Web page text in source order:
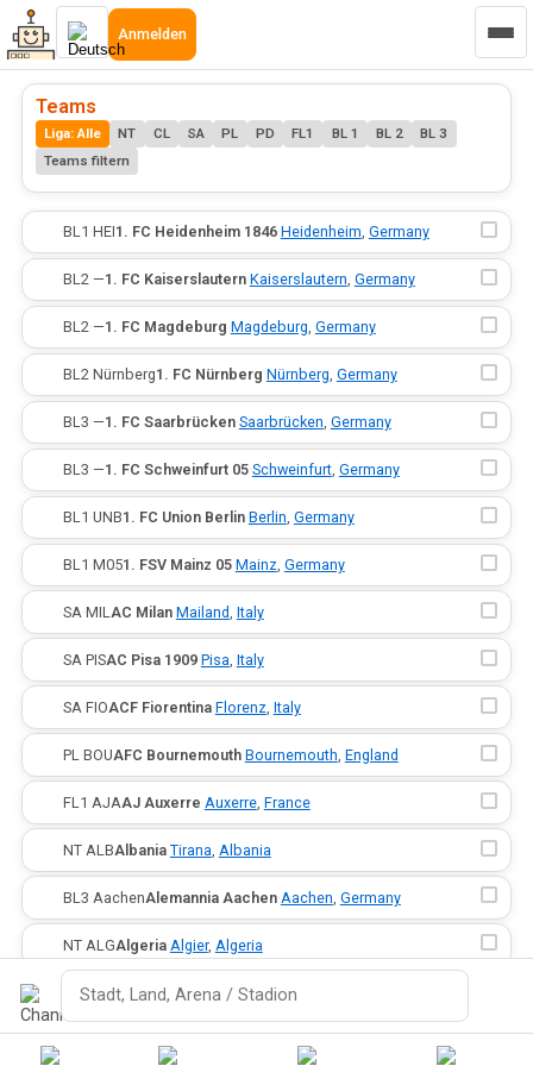
Anmelden
Teams
Liga: Alle NT CL SA PL PD FL1 BL 1 BL 2
BL 3
Teams filtern
·BL1 ·HEI1. FC Heidenheim 1846·Heidenheim, Germany
·BL2·—1. FC Kaiserslautern·Kaiserslautern, Germany
·BL2·—1. FC Magdeburg·Magdeburg, Germany
·BL2·Nürnberg1. FC Nürnberg·Nürnberg, Germany
·BL3·—1. FC Saarbrücken·Saarbrücken, Germany
·BL3·—1. FC Schweinfurt 05·Schweinfurt, Germany
·BL1 ·UNB1. FC Union Berlin·Berlin, Germany
·BL1 ·M051. FSV Mainz 05·Mainz, Germany
·SA·MILAC Milan·Mailand, Italy
·SA·PISAC Pisa 1909·Pisa, Italy
·SA·FIOACF Fiorentina·Florenz, Italy
·PL·BOUAFC Bournemouth·Bournemouth, England
·FL1 ·AJAAJ Auxerre·Auxerre, France
·NT·ALBAlbania·Tirana, Albania
·BL3·AachenAlemannia Aachen·Aachen Germany
·NT·ALGAlgeria·Algier, Algeria
FL1·ANG Angers SCO·Angers,France
Suche